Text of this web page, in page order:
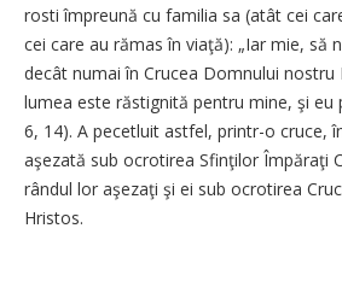
rosti împreună cu familia sa (atât cei
cei care au rămas în viaţă): „Iar mie, să
decât numai în Crucea Domnului nostru
lumea este răstignită pentru mine, şi eu
6, 14). A pecetluit astfel, printr-o cruce,
aşezată sub ocrotirea Sfinţilor Împăraţi
rândul lor aşezaţi şi ei sub ocrotirea
Hristos.